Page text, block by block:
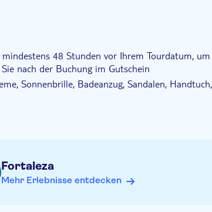
48 Stunden vor Ihrem Tourdatum,
nach der Buchung im Gutschein
Sonnenbrille, Badeanzug, Sandalen,
40 pro Buggy
Fortaleza
Mehr Erlebnisse entdecken